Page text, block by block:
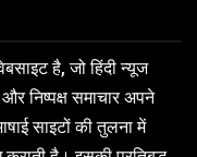
है, जो हिंदी न्यूज
निष्पक्ष समाचार अपने
साइटों की तुलना में